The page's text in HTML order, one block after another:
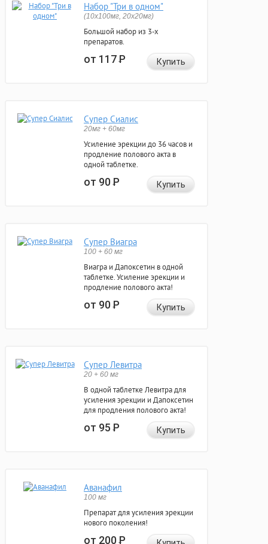
Набор "Три в одном"
(10x100мг, 20x20мг)
Большой набор из 3-х
препаратов.
от 117Р Купить
Супер Сиалис
20мг + 60мг
Усиление эрекции до 36 часов и
продление полового акта в
одной таблетке.
от 90Р Купить
Супер Виагра
100 + 60 мг
Виагра и Дапоксетин в одной
таблетке. Усиление эрекции и
продление полового акта!
от 90Р Купить
Супер Левитра
20 + 60 мг
В одной таблетке Левитра для
усиления эрекции и Дапоксетин
для продления полового акта!
от 95Р Купить
Аванафил
100 мг
Препарат для усиления эрекции
нового поколения!
от 200Р